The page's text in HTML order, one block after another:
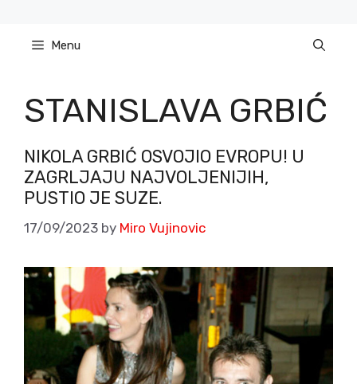
content Menu
STANISLAVA GRBIĆ
NIKOLA GRBIĆ OSVOJIO EVROPU! U
ZAGRLJAJU NAJVOLJENIJIH,
PUSTIO JE SUZE.
17/09/2023 by Miro Vujinovic